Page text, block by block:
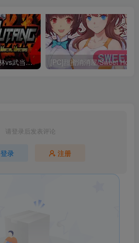
[PC]少林与武当2/少林vs武当2/Shaolin vs Wutang 2 [PC]甜蜜消消屋/Sweet
请登录后发表评论
登录 注册